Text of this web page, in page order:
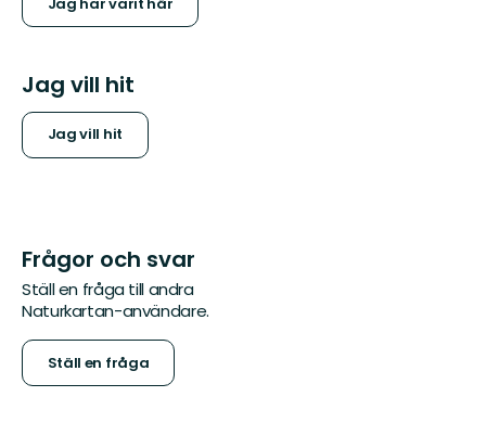
Jag vill hit
Jag vill hit
Frågor och svar
Ställ en fråga till andra
Naturkartan-användare.
Ställ en fråga